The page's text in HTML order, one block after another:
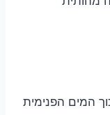
המים הפנימית